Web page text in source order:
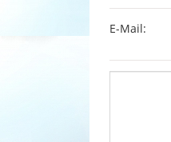
E-Mail: